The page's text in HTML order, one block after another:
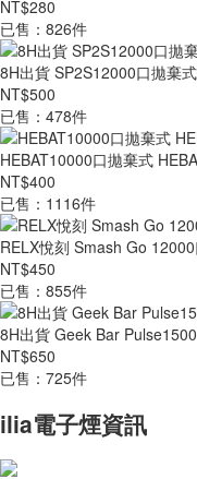
NT$280
已售：826件
8H出貨 SP2S12000口拋棄
NT$500
已售：478件
HEBAT10000口拋棄式
NT$400
已售：1116件
RELX悅刻 Smash Go
NT$450
已售：855件
8H出貨 Geek Bar
NT$650
已售：725件
ilia電子煙資訊